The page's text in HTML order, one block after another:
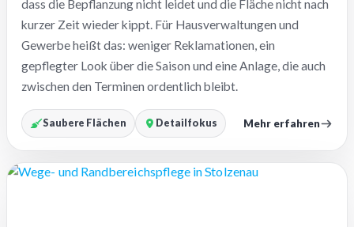
dass die Bepflanzung nicht leidet und die Fläche nicht nach
kurzer Zeit wieder kippt. Für Hausverwaltungen und
Gewerbe heißt das: weniger Reklamationen, ein
gepflegter Look über die Saison und eine Anlage, die auch
zwischen den Terminen ordentlich bleibt.
Saubere Flächen Detailfokus Mehr erfahren